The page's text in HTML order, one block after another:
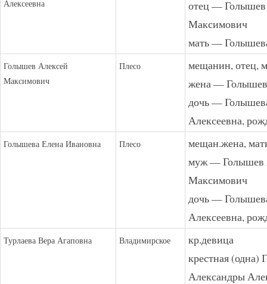
Алексеевна
отец — Голышев
Максимович
мать —
Голышев Алексей
Максимович
Плесо
мещанин, отец,
жена —
дочь —
Алексеевна,
Голышева Елена Ивановна Плесо
мещан.жена,
муж — Голышев
Максимович
дочь —
Алексеевна,
Турлаева Вера Агаповна Владимирское
кр.девица
крестная (одна)
Александры